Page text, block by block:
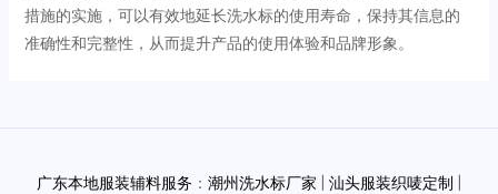
措施的实施，可以有效地延长洗水标的使用寿命，保持其信息的
准确性和完整性，从而提升产品的使用体验和品牌形象。
广东本地服装辅料服务 ： 潮州洗水标厂家 汕头服装织唛定制